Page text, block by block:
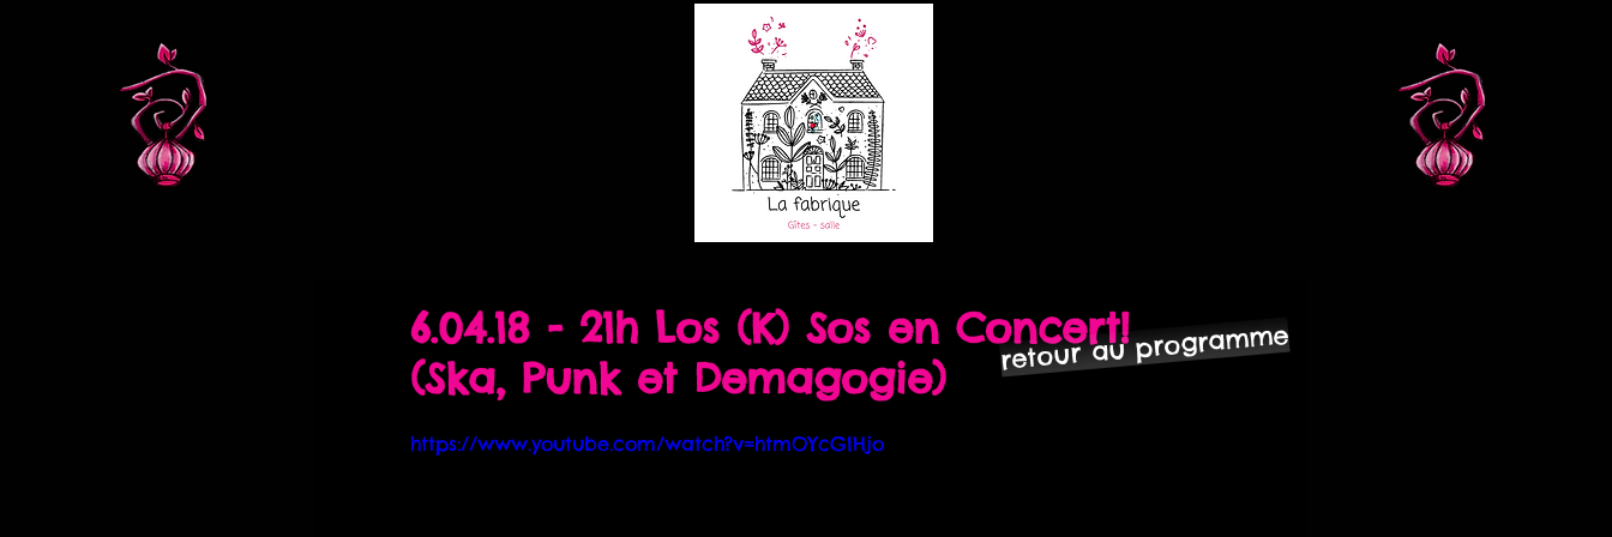
6.04.18 - 21h Los (K) Sos en Concert!
(Ska, Punk et Demagogie)
https://www.youtube.com/watch?v=htmOYcGlHjo
retour au programme